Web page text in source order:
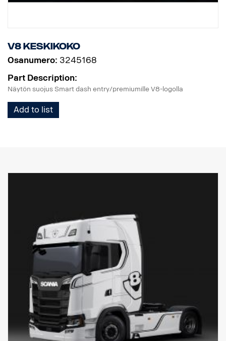
V8 keskikoko
Osanumero: 3245168
Part Description:
Näytön suojus Smart dash entry/premiumille V8-logolla
Add to list